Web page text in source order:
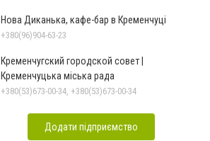
Нова Диканька, кафе-бар в Кременчуці
+380(96)904-63-23
Кременчугский городской совет |
Кременчуцька міська рада
+380(53)673-00-34, +380(53)673-00-34
Додати підприємство